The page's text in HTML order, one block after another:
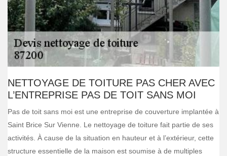
NETTOYAGE DE TOITURE PAS CHER AVEC
L’ENTREPRISE PAS DE TOIT SANS MOI
Pas de toit sans moi est une entreprise de couverture implantée à
Saint Brice Sur Vienne. Le nettoyage de toiture fait partie de ses
activités. À cause de la situation en hauteur et à l’extérieur, cette
structure essentielle de la maison est soumise à de multiples